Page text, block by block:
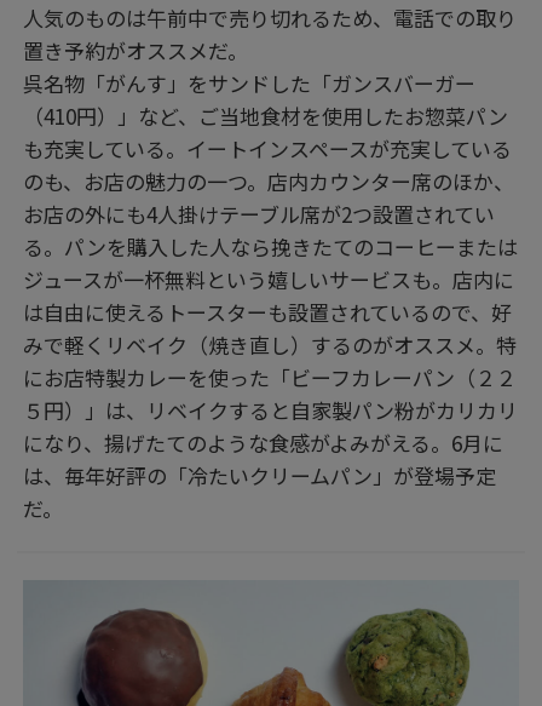
人気のものは午前中で売り切れるため、電話での取り
置き予約がオススメだ。
呉名物「がんす」をサンドした「ガンスバーガー
（410円）」など、ご当地食材を使用したお惣菜パン
も充実している。イートインスペースが充実している
のも、お店の魅力の一つ。店内カウンター席のほか、
お店の外にも4人掛けテーブル席が2つ設置されてい
る。パンを購入した人なら挽きたてのコーヒーまたは
ジュースが一杯無料という嬉しいサービスも。店内に
は自由に使えるトースターも設置されているので、好
みで軽くリベイク（焼き直し）するのがオススメ。特
にお店特製カレーを使った「ビーフカレーパン（２２
５円）」は、リベイクすると自家製パン粉がカリカリ
になり、揚げたてのような食感がよみがえる。6月に
は、毎年好評の「冷たいクリームパン」が登場予定
だ。